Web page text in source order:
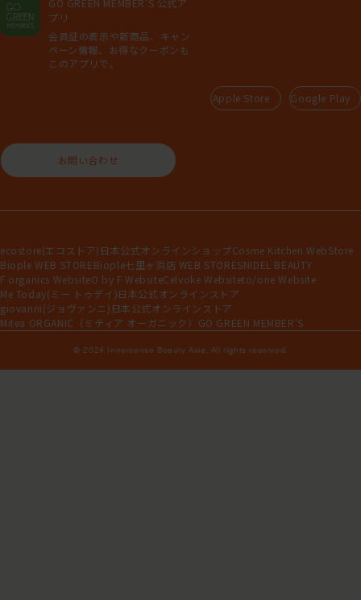
プリ
会員証の表示や新商品、キャン
ペーン情報、お得なクーポンも
このアプリで。
Apple Store Google Play
お問い合わせ
ecostore(エコストア)日本公式オンラインショップCosme Kitchen WebStore
Biople WEB STOREBiople七里ヶ浜店 WEB STORESNIDEL BEAUTY
F organics WebsiteO by F WebsiteCelvoke Websiteto/one Website
Me Today(ミー トゥデイ)日本公式オンラインストア
giovanni(ジョヴァンニ)日本公式オンラインストア
Mitea ORGANIC（ミティア オーガニック） GO GREEN MEMBER'S
© 2024 Innersense Beauty Asia. All rights reserved.